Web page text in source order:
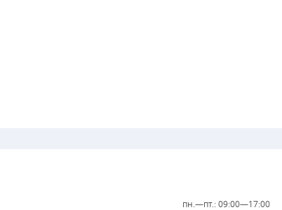
пн.—пт.: 09:00—17:00